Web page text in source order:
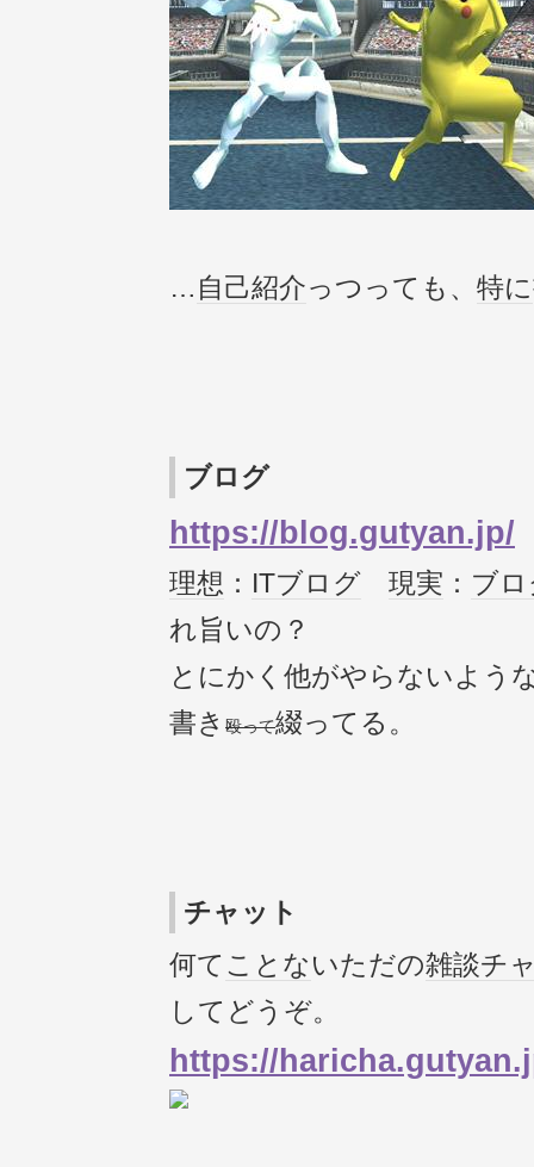
… 自己紹介っつっても、 特に
ブログ
https://blog.gutyan.jp/
理想 ： ITブログ 現実 ： ブ
れ旨いの？
とにかく他がやらないよう
書き 殴って綴ってる。
チャット
何て ことないただの雑談チ
してどうぞ。
https://